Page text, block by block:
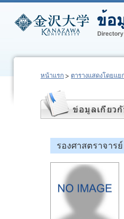
หน้าแรก ตารางแสดงโดยแ
รองศาสตราจาร